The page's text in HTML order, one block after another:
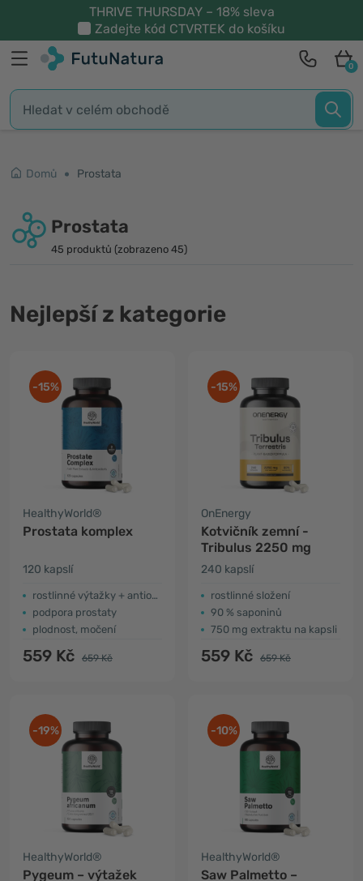
THRIVE THURSDAY – 18% sleva
Zadejte kód CTVRTEK do košíku
0
Domů Prostata
Prostata
45 produktů (zobrazeno 45)
Nejlepší z kategorie
-15%
HealthyWorld®
Prostata komplex
120 kapslí
rostlinné výtažky + antioxidanty
podpora prostaty
plodnost, močení
559 Kč 659 Kč
-15%
OnEnergy
Kotvičník zemní -
Tribulus 2250 mg
240 kapslí
rostlinné složení
90 % saponinů
750 mg extraktu na kapsli
559 Kč 659 Kč
-19%
HealthyWorld®
Pygeum – výtažek
-10%
HealthyWorld®
Saw Palmetto –